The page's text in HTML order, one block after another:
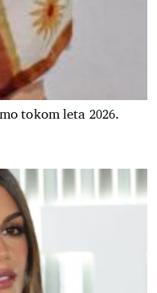
tokom leta 2026.